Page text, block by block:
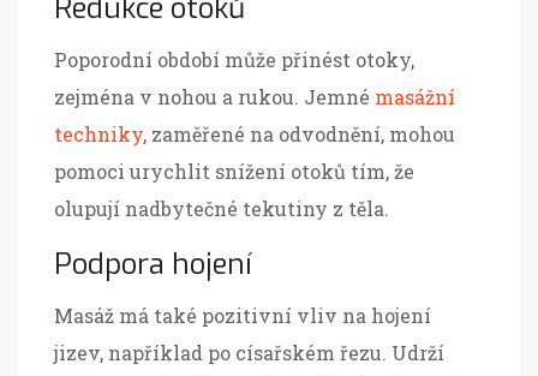
Redukce otoků
Poporodní období může přinést otoky,
zejména v nohou a rukou. Jemné masážní
techniky, zaměřené na odvodnění, mohou
pomoci urychlit snížení otoků tím, že
olupují nadbytečné tekutiny z těla.
Podpora hojení
Masáž má také pozitivní vliv na hojení
jizev, například po císařském řezu. Udrží